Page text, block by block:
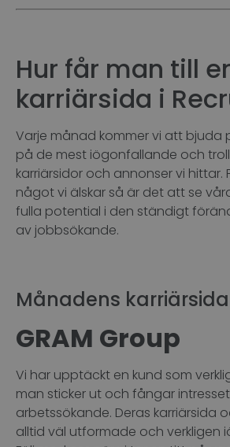
Hur får man till
karriärsida i
Varje månad kommer vi att bjuda
på de mest iögonfallande och
karriärsidor och annonser vi hittar.
något vi älskar så är det att se
fulla potential i den ständigt
av jobbsökande.
Månadens karriärsida
GRAM Group
Vi har upptäckt en kund som
man sticker ut och fångar
arbetssökande. Deras karriärsida
alltid väl utformade och verkligen